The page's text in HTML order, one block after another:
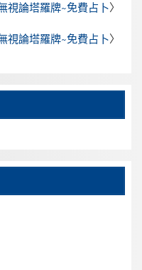
視論塔羅牌~免費占卜〉
視論塔羅牌~免費占卜〉